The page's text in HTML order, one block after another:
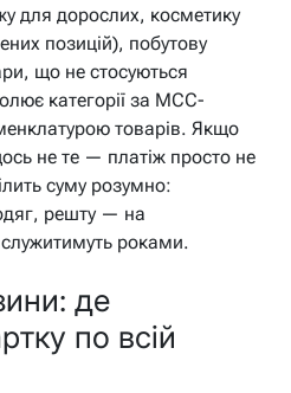
для дорослих, косметику
позицій), побутову
що не стосуються
категорії за MCC-
товарів. Якщо
не те — платіж просто не
суму розумно:
решту — на
служитимуть роками.
де
по всій